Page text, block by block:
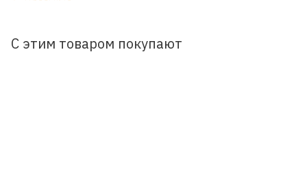
RAVENOL EHS SAE 0W-20 имеет высокий индекс
С этим товаром покупают